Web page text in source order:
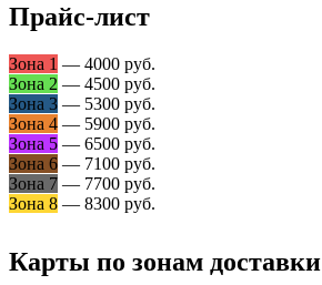
Прайс-лист
Зона 1 — 4000 руб.
Зона 2 — 4500 руб.
Зона 3 — 5300 руб.
Зона 4 — 5900 руб.
Зона 5 — 6500 руб.
Зона 6 — 7100 руб.
Зона 7 — 7700 руб.
Зона 8 — 8300 руб.
Карты по зонам доставки